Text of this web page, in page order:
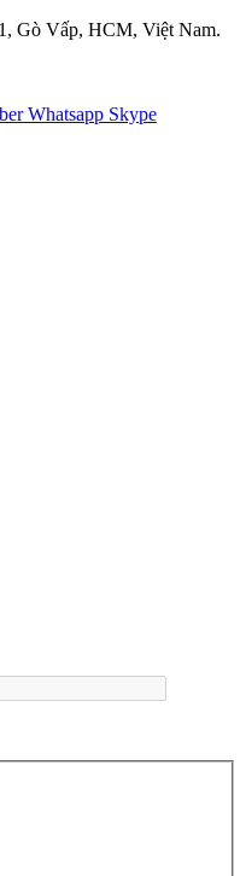
Gò Vấp, HCM, Việt Nam.
Whatsapp Skype